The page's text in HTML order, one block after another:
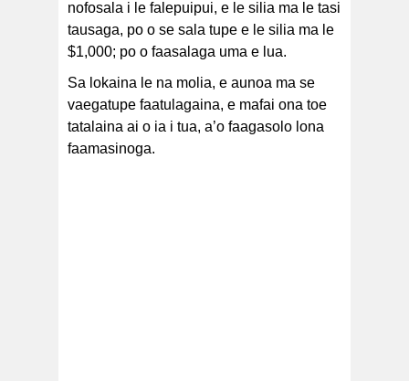
nofosala i le falepuipui, e le silia ma le tasi
tausaga, po o se sala tupe e le silia ma le
$1,000; po o faasalaga uma e lua.
Sa lokaina le na molia, e aunoa ma se
vaegatupe faatulagaina, e mafai ona toe
tatalaina ai o ia i tua, a’o faagasolo lona
faamasinoga.